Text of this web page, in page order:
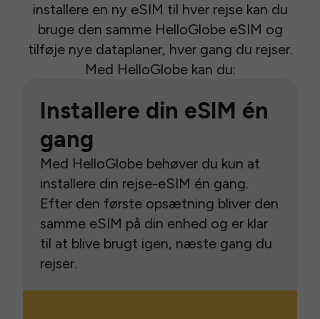
installere en ny eSIM til hver rejse kan du
bruge den samme HelloGlobe eSIM og
tilføje nye dataplaner, hver gang du rejser.
Med HelloGlobe kan du:
Installere din eSIM én
gang
Med HelloGlobe behøver du kun at
installere din rejse-eSIM én gang.
Efter den første opsætning bliver den
samme eSIM på din enhed og er klar
til at blive brugt igen, næste gang du
rejser.